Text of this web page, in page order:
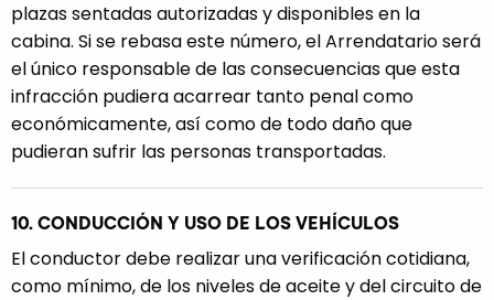
plazas sentadas autorizadas y disponibles en la
cabina. Si se rebasa este número, el Arrendatario será
el único responsable de las consecuencias que esta
infracción pudiera acarrear tanto penal como
económicamente, así como de todo daño que
pudieran sufrir las personas transportadas.
10. CONDUCCIÓN Y USO DE LOS VEHÍCULOS
El conductor debe realizar una verificación cotidiana,
como mínimo, de los niveles de aceite y del circuito de